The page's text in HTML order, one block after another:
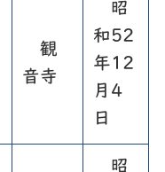
観
音寺
昭
和52
年12
月4
日
昭